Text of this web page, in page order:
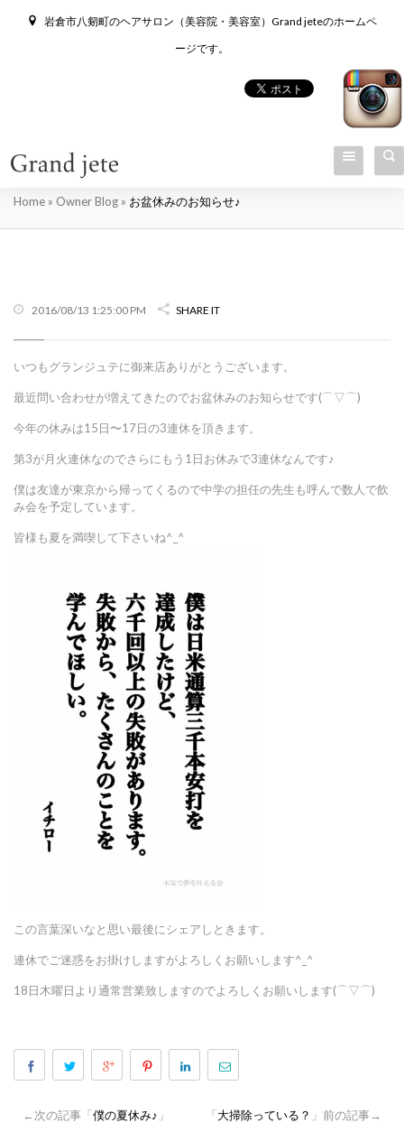
岩倉市八剱町のヘアサロン（美容院・美容室）Grand jeteのホームペ
ージです。
お盆休みのお知らせ♪
Home » Owner Blog » お盆休みのお知らせ♪
2016/08/13 1:25:00 PM SHARE IT
いつもグランジュテに御来店ありがとうございます。
最近問い合わせが増えてきたのでお盆休みのお知らせです(⌒▽⌒)
今年の休みは15日〜17日の3連休を頂きます。
第3が月火連休なのでさらにもう1日お休みで3連休なんです♪
僕は友達が東京から帰ってくるので中学の担任の先生も呼んで数人で飲
み会を予定しています。
皆様も夏を満喫して下さいね^_^
この言葉深いなと思い最後にシェアしときます。
連休でご迷惑をお掛けしますがよろしくお願いします^_^
18日木曜日より通常営業致しますのでよろしくお願いします(⌒▽⌒)
「大掃除っている？ 」前の記事→
←次の記事「僕の夏休み♪ 」